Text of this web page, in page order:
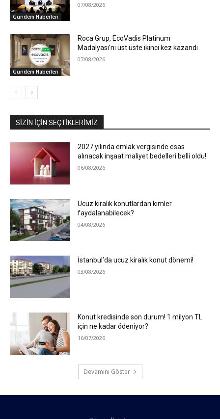
Gündem Haberleri
07/08/2026
Gündem Haberleri
Roca Grup, EcoVadis Platinum
Madalyası’nı üst üste ikinci kez kazandı
07/08/2026
SIZIN İÇIN SEÇTIKLERIMIZ
2027 yılında emlak vergisinde esas
alınacak inşaat maliyet bedelleri belli oldu!
06/08/2026
Ucuz kiralık konutlardan kimler
faydalanabilecek?
04/08/2026
İstanbul’da ucuz kiralık konut dönemi!
03/08/2026
Konut kredisinde son durum! 1 milyon TL
için ne kadar ödeniyor?
16/07/2026
Devamını Göster